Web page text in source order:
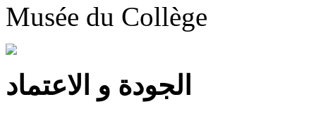
Musée du Collège
الجودة و الاعتماد